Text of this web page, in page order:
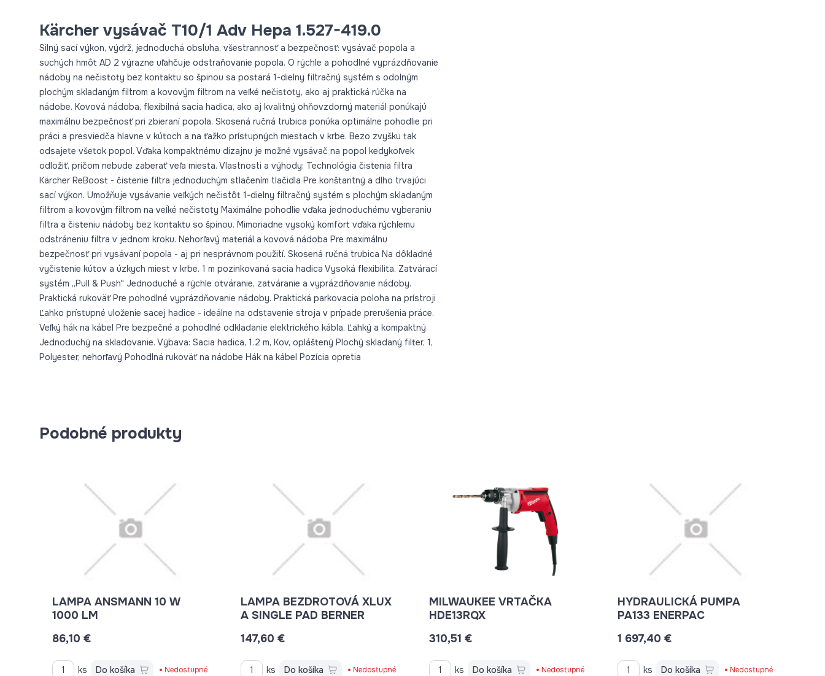
Výbava: Sacia hadica, 1.2 m, Kov, opláštený Plochý skladaný filter,
Kärcher vysávač T10/1 Adv Hepa 1.527-419.0
Silný sací výkon, výdrž, jednoduchá obsluha, všestrannosť a bezpečnosť: vysávač popola a
suchých hmôt AD 2 výrazne uľahčuje odstraňovanie popola. O rýchle a pohodlné vyprázdňovanie
nádoby na nečistoty bez kontaktu so špinou sa postará 1-dielny filtračný systém s odolným
plochým skladaným filtrom a kovovým filtrom na veľké nečistoty, ako aj praktická rúčka na
nádobe. Kovová nádoba, flexibilná sacia hadica, ako aj kvalitný ohňovzdorný materiál ponúkajú
maximálnu bezpečnosť pri zbieraní popola. Skosená ručná trubica ponúka optimálne pohodlie pri
práci a presviedča hlavne v kútoch a na ťažko prístupných miestach v krbe. Bezo zvyšku tak
odsajete všetok popol. Vďaka kompaktnému dizajnu je možné vysávač na popol kedykoľvek
odložiť, pričom nebude zaberať veľa miesta. Vlastnosti a výhody: Technológia čistenia filtra
Kärcher ReBoost - čistenie filtra jednoduchým stlačením tlačidla Pre konštantný a dlho trvajúci
sací výkon. Umožňuje vysávanie veľkých nečistôt 1-dielny filtračný systém s plochým skladaným
filtrom a kovovým filtrom na veĺké nečistoty Maximálne pohodlie vďaka jednoduchému vyberaniu
filtra a čisteniu nádoby bez kontaktu so špinou. Mimoriadne vysoký komfort vďaka rýchlemu
odstráneniu filtra v jednom kroku. Nehorľavý materiál a kovová nádoba Pre maximálnu
bezpečnosť pri vysávaní popola - aj pri nesprávnom použití. Skosená ručná trubica Na dôkladné
vyčistenie kútov a úzkych miest v krbe. 1 m pozinkovaná sacia hadica Vysoká flexibilita. Zatvárací
systém „Pull & Push" Jednoduché a rýchle otváranie, zatváranie a vyprázdňovanie nádoby.
Praktická rukoväť Pre pohodlné vyprázdňovanie nádoby. Praktická parkovacia poloha na prístroji
Ľahko prístupné uloženie sacej hadice - ideálne na odstavenie stroja v prípade prerušenia práce.
Veľký hák na kábel Pre bezpečné a pohodlné odkladanie elektrického kábla. Ľahký a kompaktný
Jednoduchý na skladovanie. Výbava: Sacia hadica, 1.2 m, Kov, opláštený Plochý skladaný filter, 1,
Polyester, nehorľavý Pohodlná rukoväť na nádobe Hák na kábel Pozícia opretia
Podobné produkty
LAMPA ANSMANN 10 W
1000 LM
86,10 €
ks Do košíka Nedostupné
LAMPA BEZDROTOVÁ XLUX
A SINGLE PAD BERNER
147,60 €
ks Do košíka Nedostupné
MILWAUKEE VRTAČKA
HDE13RQX
310,51 €
ks Do košíka Nedostupné
HYDRAULICKÁ PUMPA
PA133 ENERPAC
1 697,40 €
ks Do košíka Nedostupné